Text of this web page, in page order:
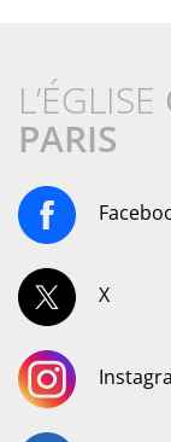
L’ÉGLISE
PARIS
X